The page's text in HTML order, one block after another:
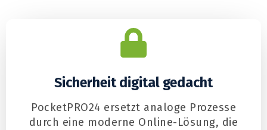
Sicherheit digital gedacht
PocketPRO24 ersetzt analoge Prozesse
durch eine moderne Online-Lösung, die